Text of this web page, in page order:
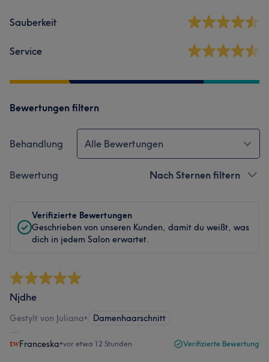
Sauberkeit
Service
Bewertungen filtern
Behandlung Alle Bewertungen
Bewertung Nach Sternen filtern
Verifizierte Bewertungen
Geschrieben von unseren Kunden, damit du weißt, was
dich in jedem Salon erwartet.
Njdhe
Gestylt von Juliana• Damenhaarschnitt
Franceska•vor etwa 12 Stunden Verifizierte Bewertung